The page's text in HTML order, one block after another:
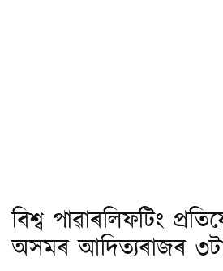
বিশ্ব পাৱাৰলিফটিং
অসমৰ আদিত্যৰাজৰ